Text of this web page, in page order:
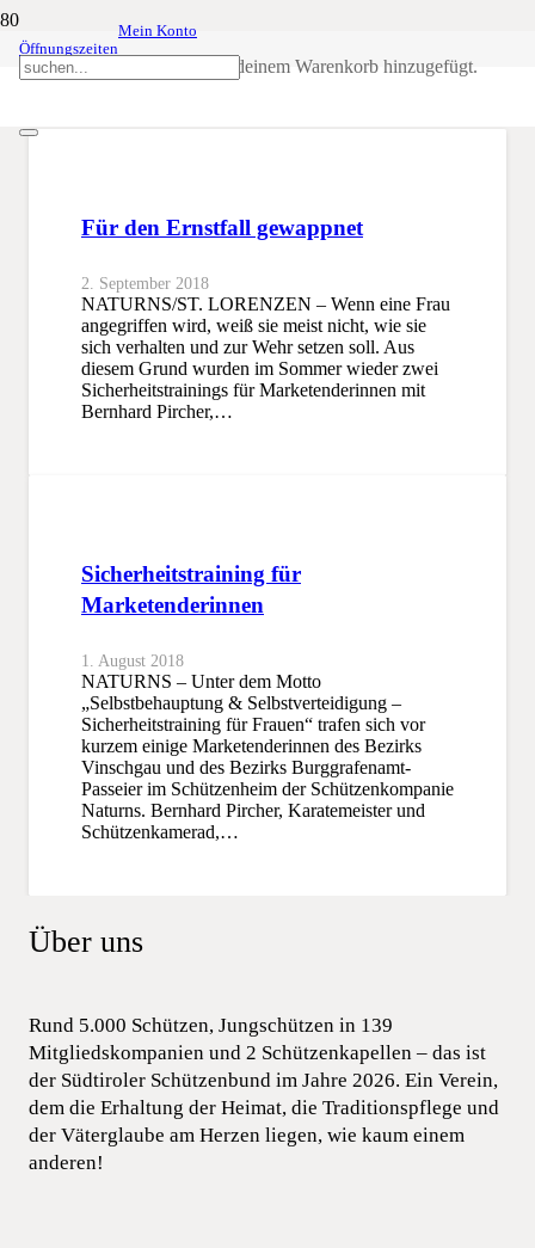
Öffnungszeiten
Mein Konto
wurde deinem Warenkorb hinzugefügt.
Bernhard Pircher
Für den Ernstfall gewappnet
2. September 2018
NATURNS/ST. LORENZEN – Wenn eine Frau
angegriffen wird, weiß sie meist nicht, wie sie
sich verhalten und zur Wehr setzen soll. Aus
diesem Grund wurden im Sommer wieder zwei
Sicherheitstrainings für Marketenderinnen mit
Bernhard Pircher,…
Sicherheitstraining für
Marketenderinnen
1. August 2018
NATURNS – Unter dem Motto
„Selbstbehauptung & Selbstverteidigung –
Sicherheitstraining für Frauen“ trafen sich vor
kurzem einige Marketenderinnen des Bezirks
Vinschgau und des Bezirks Burggrafenamt-
Passeier im Schützenheim der Schützenkompanie
Naturns. Bernhard Pircher, Karatemeister und
Schützenkamerad,…
Über uns
Rund 5.000 Schützen, Jungschützen in 139
Mitgliedskompanien und 2 Schützenkapellen – das ist
der Südtiroler Schützenbund im Jahre 2026. Ein Verein,
dem die Erhaltung der Heimat, die Traditionspflege und
der Väterglaube am Herzen liegen, wie kaum einem
anderen!